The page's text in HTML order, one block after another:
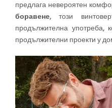
предлага невероятен
боравене, този
продължителна употреба,
продължителни проекти у